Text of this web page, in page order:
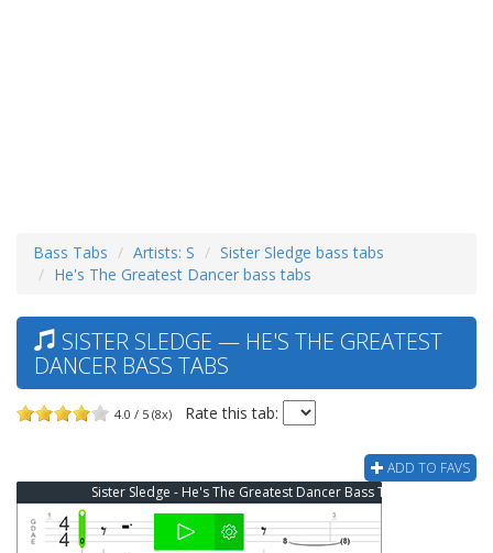
Bass Tabs Artists: S
Sister Sledge bass tabs
He's The Greatest Dancer bass tabs
SISTER SLEDGE — HE'S THE GREATEST
DANCER BASS TABS
4.0 / 5 (8x) Rate this tab:
ADD TO FAVS
Sister Sledge - He's The Greatest Dancer Bass Tab